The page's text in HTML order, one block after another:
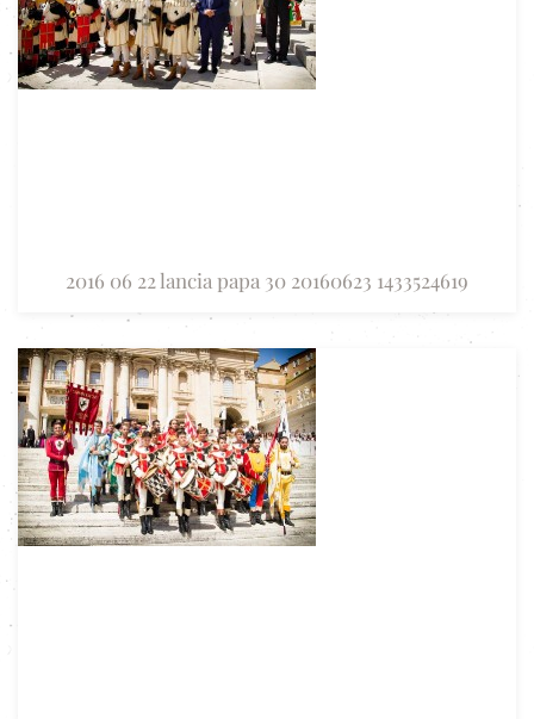
2016 06 22 lancia papa 30 20160623 1433524619